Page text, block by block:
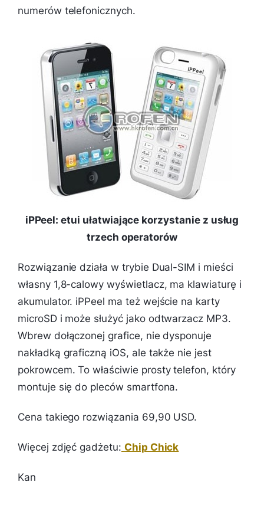
numerów telefonicznych.
iPPeel: etui ułatwiające korzystanie z usług
trzech operatorów
Rozwiązanie działa w trybie Dual-SIM i mieści
własny 1,8-calowy wyświetlacz, ma klawiaturę i
akumulator. iPPeel ma też wejście na karty
microSD i może służyć jako odtwarzacz MP3.
Wbrew dołączonej grafice, nie dysponuje
nakładką graficzną iOS, ale także nie jest
pokrowcem. To właściwie prosty telefon, który
montuje się do pleców smartfona.
Cena takiego rozwiązania 69,90 USD.
Więcej zdjęć gadżetu: Chip Chick
Kan